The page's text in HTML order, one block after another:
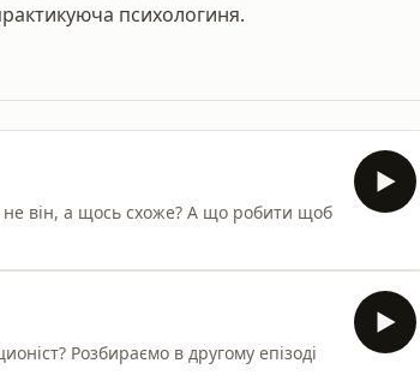
психологиня.
не він, а щось схоже? А що робити щоб
Розбираємо в другому епізоді